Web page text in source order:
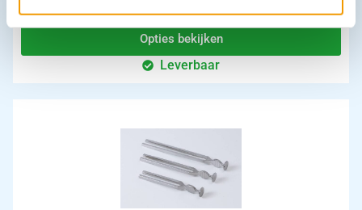
13.8 excl. btw
Opties bekijken
Leverbaar